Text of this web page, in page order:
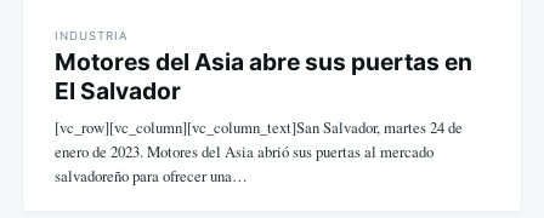
INDUSTRIA
Motores del Asia abre sus puertas en
El Salvador
[vc_row][vc_column][vc_column_text]San Salvador, martes 24 de
enero de 2023. Motores del Asia abrió sus puertas al mercado
salvadoreño para ofrecer una…